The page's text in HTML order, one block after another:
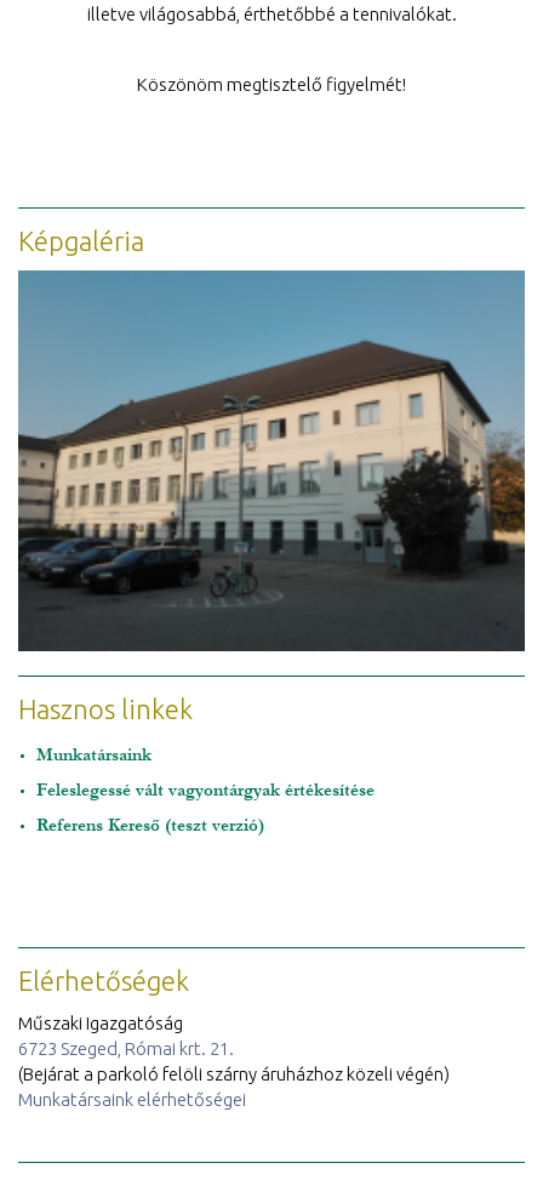
illetve világosabbá, érthetőbbé a tennivalókat.
Köszönöm megtisztelő figyelmét!
Képgaléria
Hasznos linkek
Munkatársaink
Feleslegessé vált vagyontárgyak értékesítése
Referens Kereső (teszt verzió)
Elérhetőségek
Műszaki Igazgatóság
6723 Szeged, Római krt. 21.
(Bejárat a parkoló felöli szárny áruházhoz közeli végén)
Munkatársaink elérhetőségei